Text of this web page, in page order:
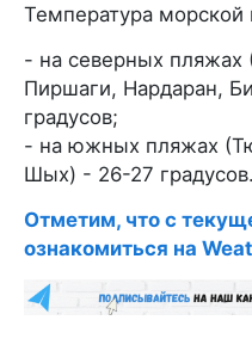
Температура морской
- на северных пляжах
Пиршаги, Нардаран,
градусов;
- на южных пляжах
Шых) - 26-27 градусов.
Отметим, что с
ознакомиться на